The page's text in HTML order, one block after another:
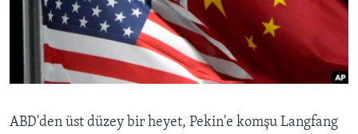
HAYATTAN
SANAT
BIZI TAKIP EDIN
Diller
ABD'den üst düzey bir heyet, Pekin'e komşu Langfang